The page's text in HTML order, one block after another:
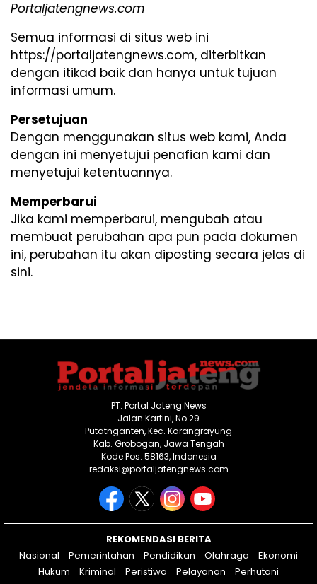
Portaljatengnews.com
Semua informasi di situs web ini
https://portaljatengnews.com, diterbitkan
dengan itikad baik dan hanya untuk tujuan
informasi umum.
Persetujuan
Dengan menggunakan situs web kami, Anda
dengan ini menyetujui penafian kami dan
menyetujui ketentuannya.
Memperbarui
Jika kami memperbarui, mengubah atau
membuat perubahan apa pun pada dokumen
ini, perubahan itu akan diposting secara jelas di
sini.
PT. Portal Jateng News
Jalan Kartini, No.29
Putatnganten, Kec. Karangrayung
Kab. Grobogan, Jawa Tengah
Kode Pos: 58163, Indonesia
redaksi@portaljatengnews.com
REKOMENDASI BERITA
Nasional
Pemerintahan Pendidikan Olahraga
Ekonomi
Hukum
Kriminal Peristiwa Pelayanan
Perhutani